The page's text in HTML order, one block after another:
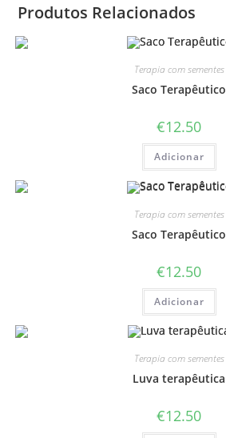
Produtos Relacionados
Terapia com sementes
Saco Terapêutico
€12.50
Adicionar
Terapia com sementes
Saco Terapêutico
€12.50
Adicionar
Terapia com sementes
Luva terapêutica
€12.50